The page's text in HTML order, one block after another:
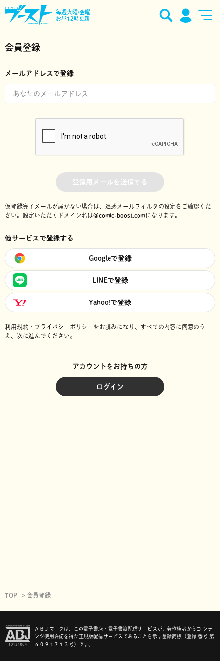
毎週火曜•金曜
お昼12時更新
会員登録
メールアドレスで登録
登録用メールを送信する
仮登録完了メールが届かない場合は、迷惑メールフィルタの設定をご確認くだ
さい。 設定いただくドメイン名は@comic-boost.comになります。
他サービスで登録する
Googleで登録
LINEで登録
Yahoo!で登録
利用規約 ・ プライバシーポリシーをお読みになり、 すべての内容に同意のう
え、次に進んでください。
アカウントをお持ちの方
ログイン
TOP 会員登録
ＡＢＪマークは、この電子書店・電子書籍配信サービスが、著作権者からコ ンテ
ンツ使用許諾を得た正規版配信サービスであることを示す登録商標（登録 番号 第
６０９１７１３号）です。